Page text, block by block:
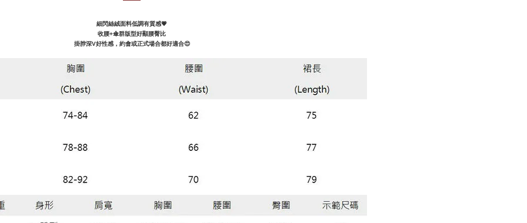
細閃絲絨面料低調有質感💗
收腰+傘群版型好顯腰臀比
掛脖深V好性感，約會或正式場合都好適合😍